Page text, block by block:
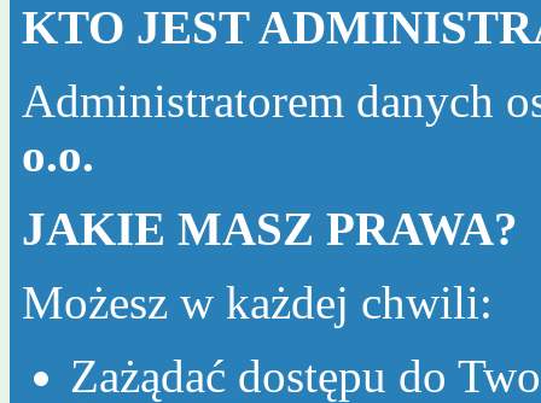
KTO JEST
Administratorem danych
o.o.
JAKIE MASZ PRAWA?
Możesz w każdej chwili:
Zażądać dostępu do